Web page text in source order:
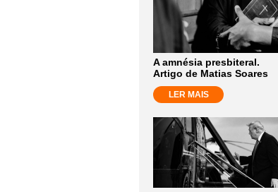
A amnésia presbiteral.
Artigo de Matias Soares
LER MAIS